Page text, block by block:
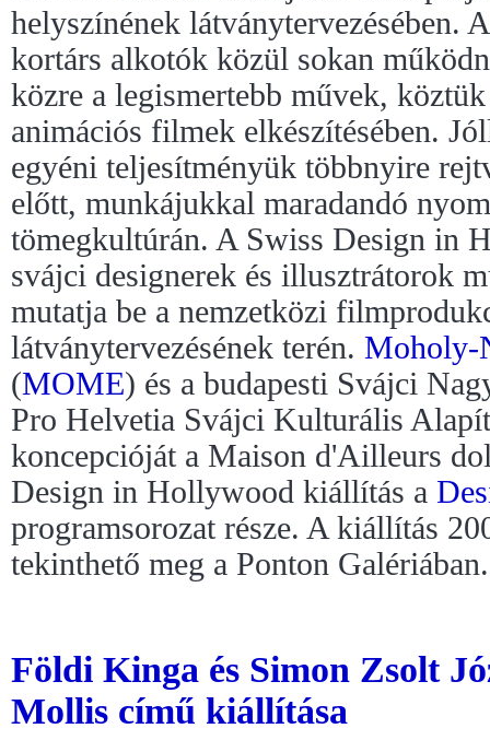
helyszínének látványtervezésében. A
kortárs alkotók közül sokan
közre a legismertebb művek,
animációs filmek elkészítésében.
egyéni teljesítményük többnyire
előtt, munkájukkal maradandó
tömegkultúrán. A Swiss Design in
svájci designerek és illusztrátorok
mutatja be a nemzetközi
látványtervezésének terén. Moholy-
(MOME) és a budapesti Svájci
Pro Helvetia Svájci Kulturális
koncepcióját a Maison d'Ailleurs
Design in Hollywood kiállítás a
programsorozat része. A kiállítás
tekinthető meg a Ponton Galériában.
Földi Kinga és Simon Zsolt
Mollis című kiállítása